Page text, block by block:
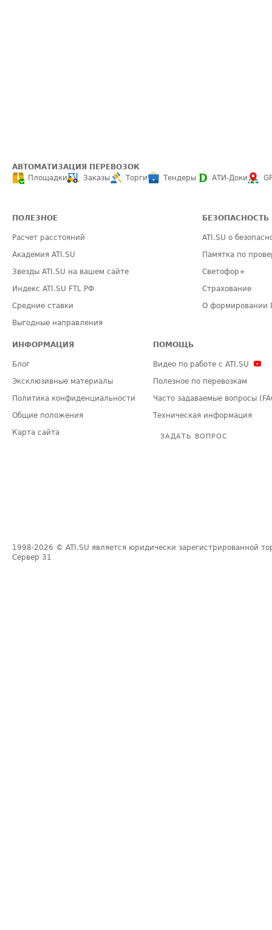
АВТОМАТИЗАЦИЯ ПЕРЕВОЗОК
Площадки
Заказы Торги Тендеры АТИ-Доки
ПОЛЕЗНОЕ
Расчет расстояний
Академия ATI.SU
Звезды ATI.SU на вашем сайте
Индекс ATI.SU FTL РФ
Средние ставки
Выгодные направления
БЕЗОПАСНОСТЬ
ATI.SU о
Памятка по
Светофор+
Страхование
О формировании
ИНФОРМАЦИЯ
Блог
Эксклюзивные материалы
Политика конфиденциальности
Общие положения
Карта сайта
ПОМОЩЬ
Видео по работе с ATI.SU
Полезное по перевозкам
Часто задаваемые вопросы
Техническая информация
ЗАДАТЬ ВОПРОС
1998-2026 © ATI.SU является юридически зарегистрированной
Сервер 31